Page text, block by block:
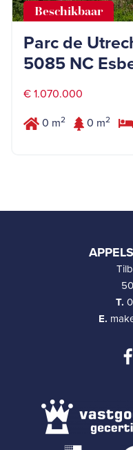
Beschikbaar
Parc de
5085 NC
€ 1.070.000
0 m2 0 m2
T.
E.